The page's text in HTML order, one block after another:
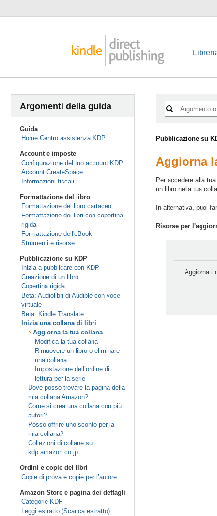
Argomenti della guida
Guida
Home Centro assistenza KDP
Account e imposte
Configurazione del tuo account KDP
Account CreateSpace
Informazioni fiscali
Formattazione del libro
Formattazione del libro cartaceo
Formattazione dei libri con copertina
rigida
Formattazione dell'eBook
Strumenti e risorse
Pubblicazione su KDP
Inizia a pubblicare con KDP
Creazione di un libro
Copertina rigida
Beta: Audiolibri di Audible con voce
virtuale
Beta: Kindle Translate
Inizia una collana di libri
Aggiorna la tua collana
Modifica la tua collana
Rimuovere un libro o eliminare
una collana
Impostazione dell’ordine di
lettura per la serie
Dove posso trovare la pagina della
mia collana Amazon?
Come si crea una collana con più
autori?
Posso offrire uno sconto per la
mia collana?
Collezioni di collane su
kdp.amazon.co.jp
Ordini e copie dei libri
Copie di prova e copie per l’autore
Amazon Store e pagina dei dettagli
Categorie KDP
Leggi estratto (Scarica estratto)
Pubblicazione su
Aggiorna
Per accedere alla
un libro nella tua
In alternativa, puoi
Risorse per
Aggiorna i